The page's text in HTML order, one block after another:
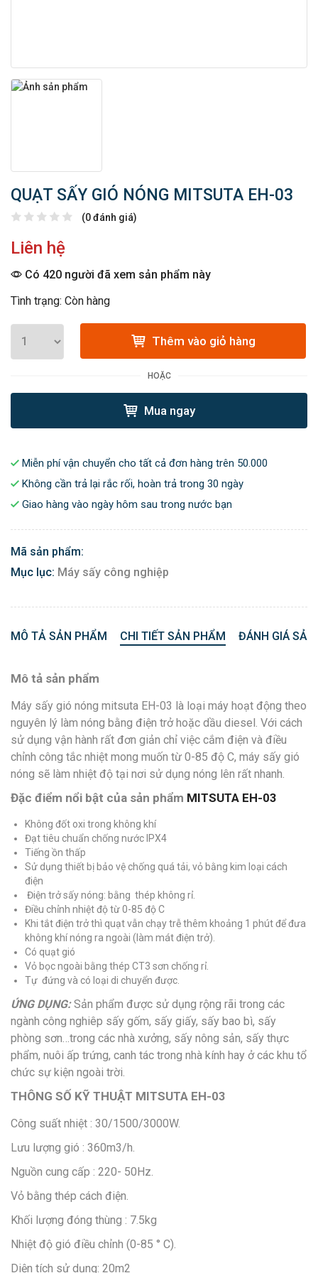
QUẠT SẤY GIÓ NÓNG MITSUTA EH-03
(0 đánh giá)
Liên hệ
Có 420 người đã xem sản phẩm này
Tình trạng: Còn hàng
Thêm vào giỏ hàng
HOẶC
Mua ngay
Miễn phí vận chuyển cho tất cả đơn hàng trên 50.000
Không cần trả lại rắc rối, hoàn trả trong 30 ngày
Giao hàng vào ngày hôm sau trong nước bạn
Mã sản phẩm:
Mục lục: Máy sấy công nghiệp
MÔ TẢ SẢN PHẨM CHI TIẾT SẢN PHẨM ĐÁNH GIÁ
Mô tả sản phẩm
Máy sấy gió nóng mitsuta EH-03 là loại máy hoạt động theo
nguyên lý làm nóng bằng điện trở hoặc dầu diesel. Với cách
sử dụng vận hành rất đơn giản chỉ việc cắm điện và điều
chỉnh công tắc nhiệt mong muốn từ 0-85 độ C, máy sấy gió
nóng sẽ làm nhiệt độ tại nơi sử dụng nóng lên rất nhanh.
Đặc điểm nổi bật của sản phẩm MITSUTA EH-03
Không đốt oxi trong không khí
Đạt tiêu chuẩn chống nước IPX4
Tiếng ồn thấp
Sử dụng thiết bị bảo vệ chống quá tải, vỏ bằng kim loại cách
điện
Điện trở sấy nóng: bằng thép không rỉ.
Điều chỉnh nhiệt độ từ 0-85 độ C
Khi tắt điện trở thì quạt vẫn chạy trễ thêm khoảng 1 phút để đưa
không khí nóng ra ngoài (làm mát điện trở).
Có quạt gió
Vỏ bọc ngoài bằng thép CT3 sơn chống rỉ.
Tự đứng và có loại di chuyển được.
ỨNG DỤNG:Sản phẩm được sử dụng rộng rãi trong các
ngành công nghiêp sấy gốm, sấy giấy, sấy bao bì, sấy
phòng sơn…trong các nhà xưởng, sấy nông sản, sấy thực
phẩm, nuôi ấp trứng, canh tác trong nhà kính hay ở các khu tổ
chức sự kiện ngoài trời.
THÔNG SỐ KỸ THUẬT MITSUTA EH-03
Công suất nhiệt : 30/1500/3000W.
Lưu lượng gió : 360m3/h.
Nguồn cung cấp : 220- 50Hz.
Vỏ bằng thép cách điện.
Khối lượng đóng thùng : 7.5kg
Nhiệt độ gió điều chỉnh (0-85 ° C).
Diện tích sử dụng: 20m2